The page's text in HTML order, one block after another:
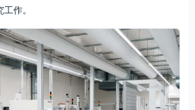
作。